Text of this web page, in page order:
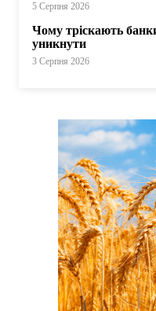
5 Серпня 2026
Чому тріскають
уникнути
3 Серпня 2026